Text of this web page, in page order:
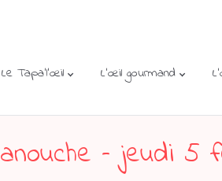
Le Tapa’l’œil L’œil gourmand
– jeudi 5